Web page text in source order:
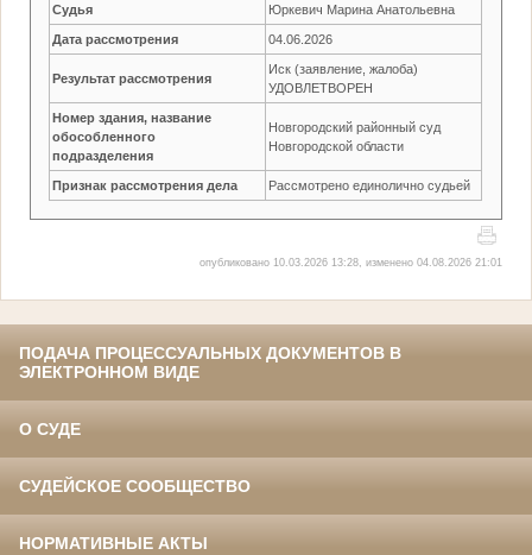
Судья Юркевич Марина Анатольевна
Дата рассмотрения 04.06.2026
Результат рассмотрения
Иск (заявление, жалоба)
УДОВЛЕТВОРЕН
Номер здания, название
обособленного
подразделения
Новгородский районный суд
Новгородской области
Признак рассмотрения дела Рассмотрено единолично судьей
опубликовано 10.03.2026 13:28, изменено 04.08.2026 21:01
ПОДАЧА ПРОЦЕССУАЛЬНЫХ ДОКУМЕНТОВ В
ЭЛЕКТРОННОМ ВИДЕ
О СУДЕ
СУДЕЙСКОЕ СООБЩЕСТВО
НОРМАТИВНЫЕ АКТЫ